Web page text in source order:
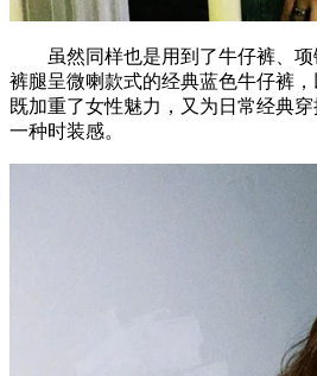
虽然同样也是用到了牛仔裤、项
裤腿呈微喇款式的经典蓝色牛仔裤，
既加重了女性魅力，又为日常经典
一种时装感。